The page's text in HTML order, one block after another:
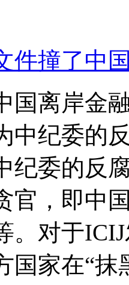
件撞了中
国离岸金
中纪委的
纪委的反
官，即中
。对于
国家在“抹